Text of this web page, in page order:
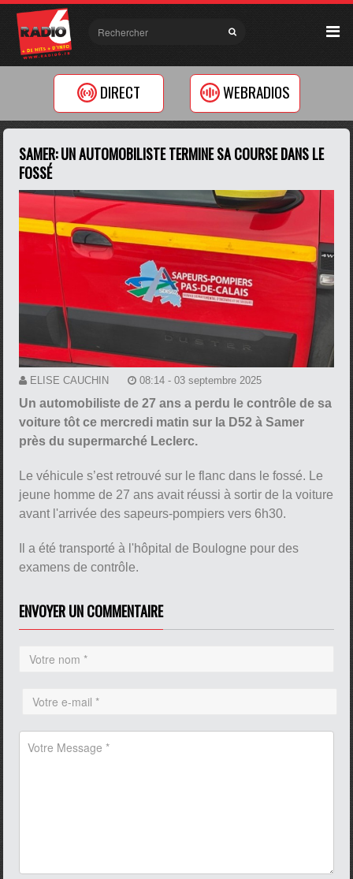
DIRECT WEBRADIOS
SAMER: UN AUTOMOBILISTE TERMINE SA COURSE DANS LE
FOSSÉ
ELISE CAUCHIN 08:14 - 03 septembre 2025
Un automobiliste de 27 ans a perdu le contrôle de sa
voiture tôt ce mercredi matin sur la D52 à Samer
près du supermarché Leclerc.
Le véhicule s’est retrouvé sur le flanc dans le fossé. Le
jeune homme de 27 ans avait réussi à sortir de la voiture
avant l'arrivée des sapeurs-pompiers vers 6h30.
Il a été transporté à l'hôpital de Boulogne pour des
examens de contrôle.
ENVOYER UN COMMENTAIRE